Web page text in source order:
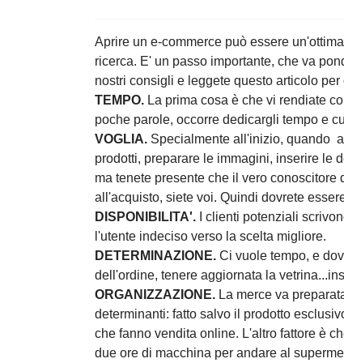
Aprire un e-commerce può essere
indicizzare sui motori di ricerca. E' un
per la buona riuscita del progetto.
giusta per voi!
TEMPO.La prima cosa è che vi
quello che già avete. In poche
VOGLIA.Specialmente all'inizio,
fotografare i prodotti, preparare le
Certo che possiamo farlo noi, ma
compratore e quindi su quali leve
preparatoria.
DISPONIBILITA'.I clienti potenziali
consigliare, guidare l'utente indeciso
DETERMINAZIONE.Ci vuole tempo, e
per la gestione dell'ordine, tenere
ORGANIZZAZIONE.La merce va
conto di due fattori determinanti: fatto